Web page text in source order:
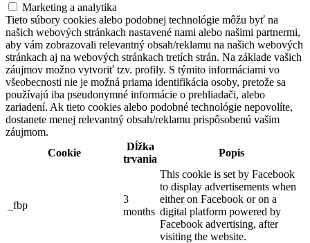
Marketing a analytika
Tieto súbory cookies alebo podobnej technológie môžu byť na
našich webových stránkach nastavené nami alebo našimi partnermi,
aby vám zobrazovali relevantný obsah/reklamu na našich webových
stránkach aj na webových stránkach tretích strán. Na základe vašich
záujmov možno vytvoriť tzv. profily. S týmito informáciami vo
všeobecnosti nie je možná priama identifikácia osoby, pretože sa
používajú iba pseudonymné informácie o prehliadači, alebo
zariadení. Ak tieto cookies alebo podobné technológie nepovolíte,
dostanete menej relevantný obsah/reklamu prispôsobenú vašim
záujmom.
Cookie
Dĺžka
trvania
Popis
_fbp
3
months
This cookie is set by Facebook
to display advertisements when
either on Facebook or on a
digital platform powered by
Facebook advertising, after
visiting the website.